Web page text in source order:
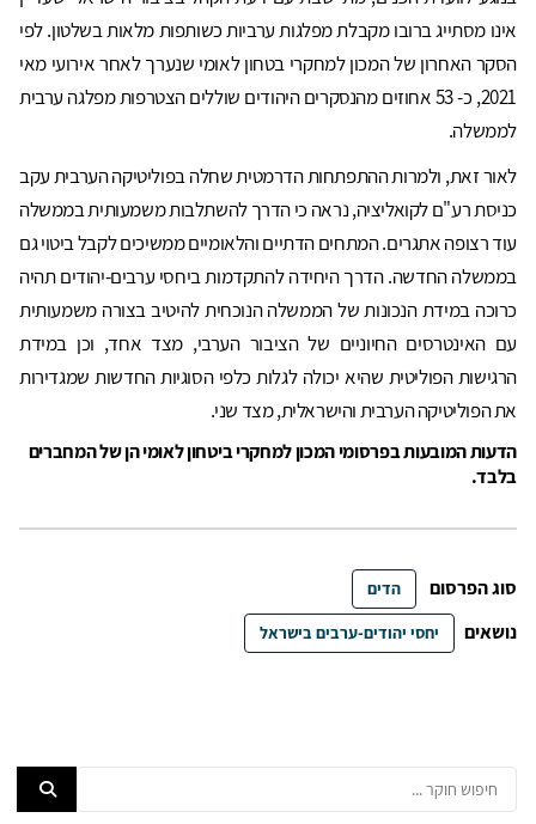
אינו מסתייג ברובו מקבלת מפלגות ערביות כשותפות מלאות בשלטון. לפי
הסקר האחרון של המכון למחקרי בטחון לאומי שנערך לאחר אירועי מאי
2021, כ- 53 אחוזים מהנסקרים היהודים שוללים הצטרפות מפלגה ערבית
לממשלה.
לאור זאת, ולמרות ההתפתחות הדרמטית שחלה בפוליטיקה הערבית עקב
כניסת רע"ם לקואליציה, נראה כי הדרך להשתלבות משמעותית בממשלה
עוד רצופה אתגרים. המתחים הדתיים והלאומיים ממשיכים לקבל ביטוי גם
בממשלה החדשה. הדרך היחידה להתקדמות ביחסי ערבים-יהודים תהיה
כרוכה במידת הנכונות של הממשלה הנוכחית להיטיב בצורה משמעותית
עם האינטרסים החיוניים של הציבור הערבי, מצד אחד, וכן במידת
הרגישות הפוליטית שהיא יכולה לגלות כלפי הסוגיות החדשות שמגדירות
את הפוליטיקה הערבית והישראלית, מצד שני.
הדעות המובעות בפרסומי המכון למחקרי ביטחון לאומי הן של המחברים
בלבד.
סוג הפרסום הדים
נושאים יחסי יהודים-ערבים בישראל